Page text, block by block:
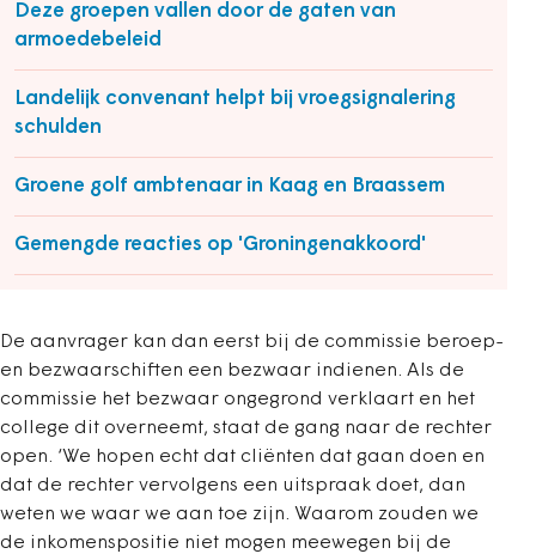
Deze groepen vallen door de gaten van
armoedebeleid
Landelijk convenant helpt bij vroegsignalering
schulden
Groene golf ambtenaar in Kaag en Braassem
Gemengde reacties op 'Groningenakkoord'
De aanvrager kan dan eerst bij de commissie beroep-
en bezwaarschiften een bezwaar indienen. Als de
commissie het bezwaar ongegrond verklaart en het
college dit overneemt, staat de gang naar de rechter
open. ‘We hopen echt dat cliënten dat gaan doen en
dat de rechter vervolgens een uitspraak doet, dan
weten we waar we aan toe zijn. Waarom zouden we
de inkomenspositie niet mogen meewegen bij de